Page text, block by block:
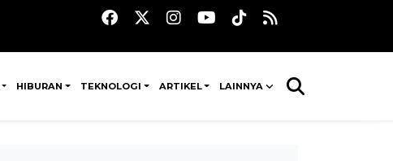
HIBURAN TEKNOLOGI ARTIKEL LAINNYA